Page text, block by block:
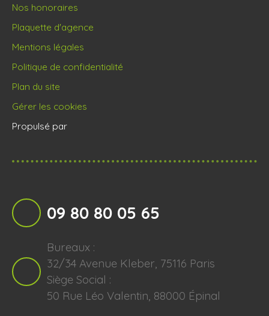
Nos honoraires
Plaquette d'agence
Mentions légales
Politique de confidentialité
Plan du site
Gérer les cookies
Propulsé par
09 80 80 05 65
Bureaux :
32/34 Avenue Kleber, 75116 Paris
Siège Social :
50 Rue Léo Valentin, 88000 Épinal